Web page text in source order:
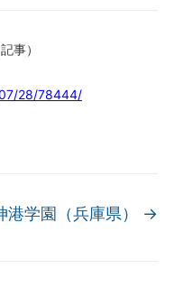
事）
28/78444/
港学園（兵庫県） →